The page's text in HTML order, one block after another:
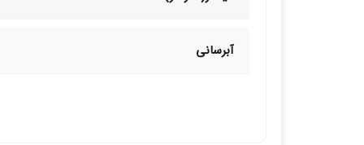
آبرسانی